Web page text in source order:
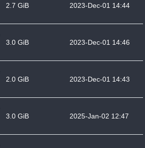
2.7 GiB 2023-Dec-01 14:44
3.0 GiB 2023-Dec-01 14:46
2.0 GiB 2023-Dec-01 14:43
3.0 GiB 2025-Jan-02 12:47